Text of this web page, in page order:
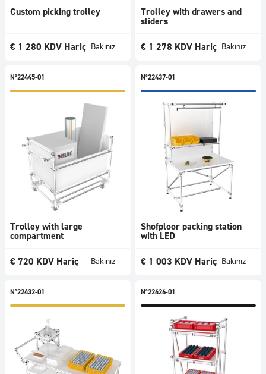
Custom picking trolley
€ 1 280 KDV Hariç Bakınız
Trolley with drawers and
sliders
€ 1 278 KDV Hariç Bakınız
N°22445-01
Trolley with large
compartment
€ 720 KDV Hariç Bakınız
N°22437-01
Shofploor packing station
with LED
€ 1 003 KDV Hariç Bakınız
N°22432-01 N°22426-01